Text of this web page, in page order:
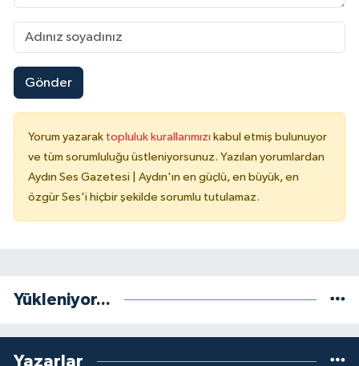
Gönder
Yorum yazarak topluluk kurallarımızı kabul etmiş bulunuyor
ve tüm sorumluluğu üstleniyorsunuz. Yazılan yorumlardan
Aydın Ses Gazetesi | Aydın'ın en güçlü, en büyük, en
özgür Ses'i hiçbir şekilde sorumlu tutulamaz.
Yükleniyor...
Yazarlar